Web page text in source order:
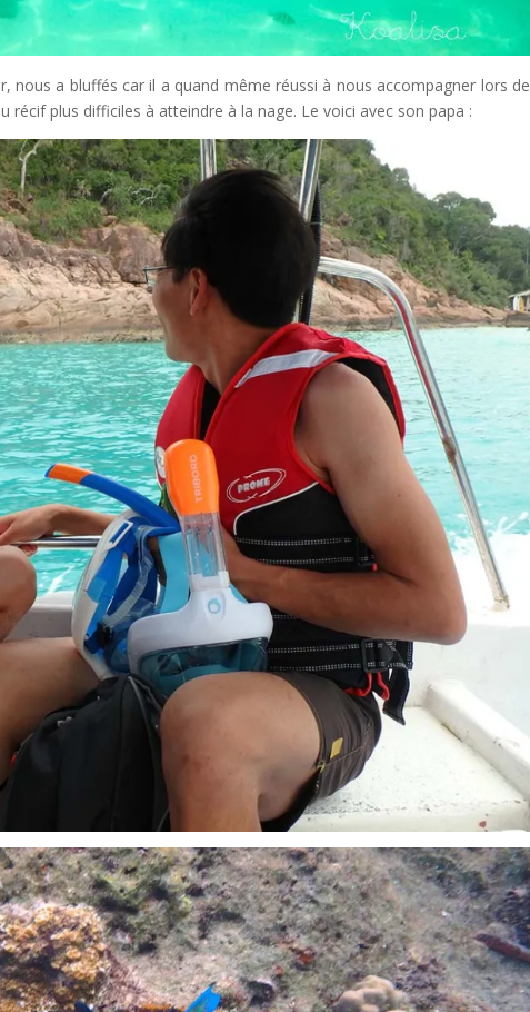
nous a bluffés car il a quand même réussi à nous accompagner lors de
plus difficiles à atteindre à la nage. Le voici avec son papa :